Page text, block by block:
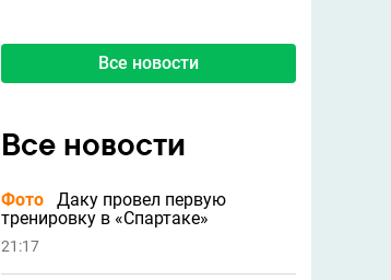
Все новости
Все новости
Фото
Даку провел первую
тренировку в «Спартаке»
21:17